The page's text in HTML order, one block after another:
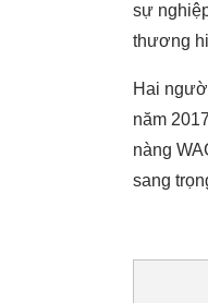
sự
thương
Hai
năm
nàng
sang